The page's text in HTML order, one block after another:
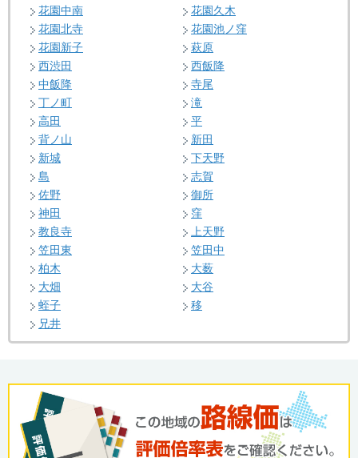
花園中南
花園久木
花園北寺
花園池ノ窪
花園新子
萩原
西渋田
西飯降
中飯降
寺尾
丁ノ町
滝
高田
平
背ノ山
新田
新城
下天野
島
志賀
佐野
御所
神田
窪
教良寺
上天野
笠田東
笠田中
柏木
大薮
大畑
大谷
蛭子
移
兄井